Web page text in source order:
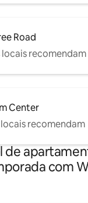
Road
recomendam
Center
recomendam
de
com